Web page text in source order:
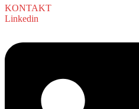
KONTAKT
Linkedin